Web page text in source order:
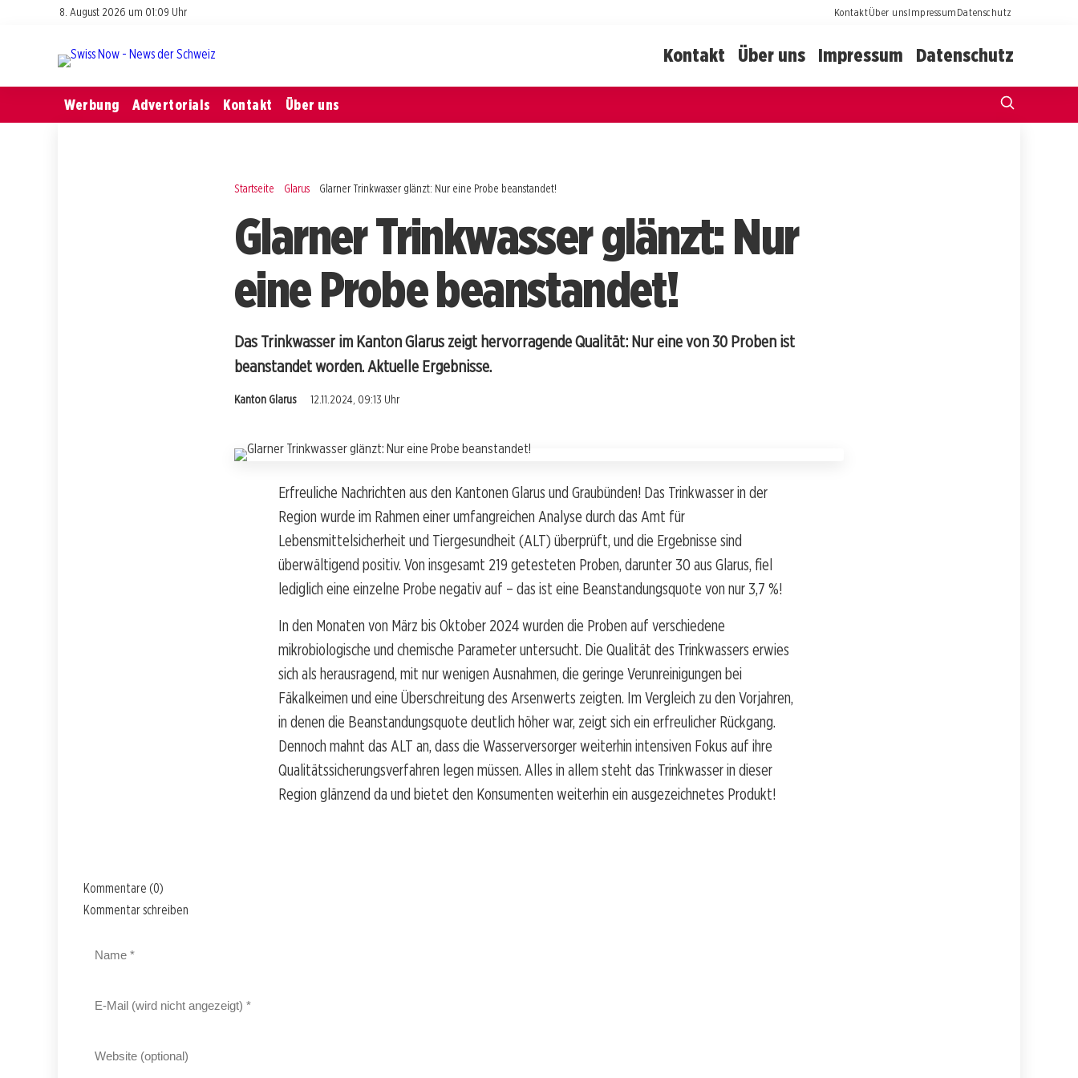
8. August 2026 um 01:09 Uhr KontaktÜber unsImpressumDatenschutz
Kontakt Über uns Impressum Datenschutz
Werbung Advertorials Kontakt Über uns
Startseite Glarus Glarner Trinkwasser glänzt: Nur eine Probe beanstandet!
Glarner Trinkwasser glänzt: Nur
eine Probe beanstandet!
Das Trinkwasser im Kanton Glarus zeigt hervorragende Qualität: Nur eine von 30 Proben ist
beanstandet worden. Aktuelle Ergebnisse.
Kanton Glarus 12.11.2024, 09:13 Uhr
Erfreuliche Nachrichten aus den Kantonen Glarus und Graubünden! Das Trinkwasser in der
Region wurde im Rahmen einer umfangreichen Analyse durch das Amt für
Lebensmittelsicherheit und Tiergesundheit (ALT) überprüft, und die Ergebnisse sind
überwältigend positiv. Von insgesamt 219 getesteten Proben, darunter 30 aus Glarus, fiel
lediglich eine einzelne Probe negativ auf – das ist eine Beanstandungsquote von nur 3,7 %!
In den Monaten von März bis Oktober 2024 wurden die Proben auf verschiedene
mikrobiologische und chemische Parameter untersucht. Die Qualität des Trinkwassers erwies
sich als herausragend, mit nur wenigen Ausnahmen, die geringe Verunreinigungen bei
Fäkalkeimen und eine Überschreitung des Arsenwerts zeigten. Im Vergleich zu den Vorjahren,
in denen die Beanstandungsquote deutlich höher war, zeigt sich ein erfreulicher Rückgang.
Dennoch mahnt das ALT an, dass die Wasserversorger weiterhin intensiven Fokus auf ihre
Qualitätssicherungsverfahren legen müssen. Alles in allem steht das Trinkwasser in dieser
Region glänzend da und bietet den Konsumenten weiterhin ein ausgezeichnetes Produkt!
Kommentare (0)
Kommentar schreiben